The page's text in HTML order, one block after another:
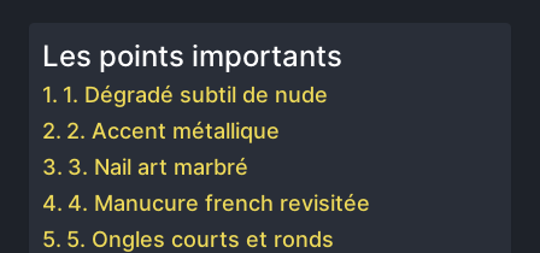
Les points importants
1. Dégradé subtil de nude
2. Accent métallique
3. Nail art marbré
4. Manucure french revisitée
5. Ongles courts et ronds